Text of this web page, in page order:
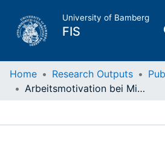
University of Bamberg
FIS
Home
Home Research Outputs
Arbeitsmotivation bei Mitarbeitern stärken : Regulation von Emotionen und Stimmungen bei der Arbeit